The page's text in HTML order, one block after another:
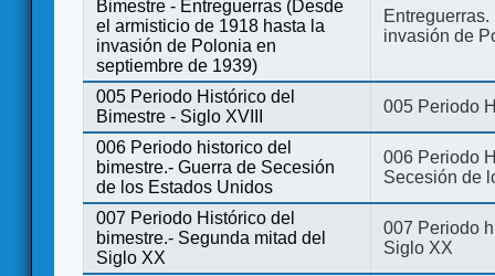
Bimestre - Entreguerras (Desde
el armisticio de 1918 hasta la
invasión de Polonia en
septiembre de 1939)
invasión de
005 Periodo Histórico del
Bimestre - Siglo XVIII
005 Periodo
006 Periodo historico del
bimestre.- Guerra de Secesión
de los Estados Unidos
006 Periodo
Secesión de
007 Periodo Histórico del
bimestre.- Segunda mitad del
Siglo XX
007 Periodo
Siglo XX